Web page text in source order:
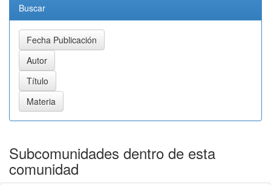
Buscar
Subcomunidades dentro de esta
comunidad